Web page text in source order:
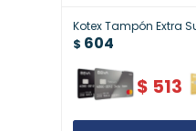
Kotex Tampón Extra
$ 604
$ 513